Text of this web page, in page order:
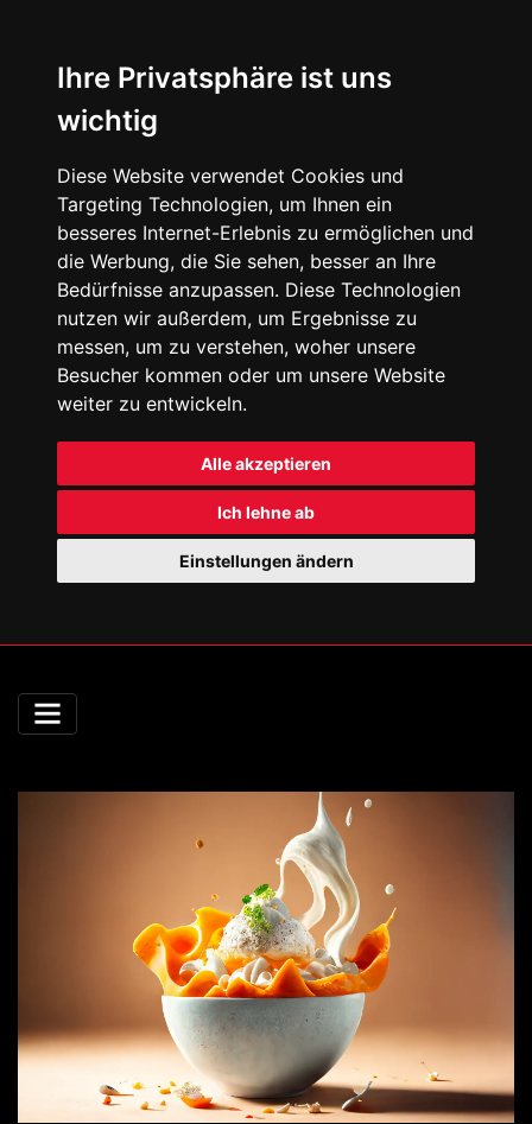
Ihre Privatsphäre ist uns
wichtig
Diese Website verwendet Cookies und
Targeting Technologien, um Ihnen ein
besseres Internet-Erlebnis zu ermöglichen und
die Werbung, die Sie sehen, besser an Ihre
Bedürfnisse anzupassen. Diese Technologien
nutzen wir außerdem, um Ergebnisse zu
messen, um zu verstehen, woher unsere
Besucher kommen oder um unsere Website
weiter zu entwickeln.
Alle akzeptieren
Ich lehne ab
Einstellungen ändern